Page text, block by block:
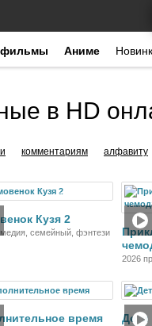
Аниме
в HD
комментариям алфавиту
Фильм
Кузя 2
семейный, фэнтези
2026
Фильм
время Дети